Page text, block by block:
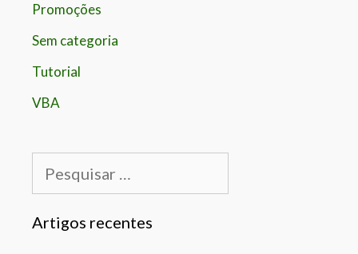
Promoções
Sem categoria
Tutorial
VBA
Pesquisar
por:
Artigos recentes